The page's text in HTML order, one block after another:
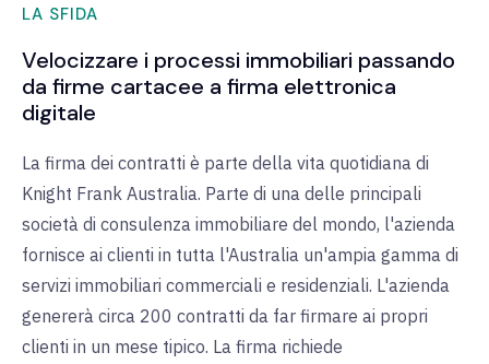
LA SFIDA
Velocizzare i processi immobiliari passando
da firme cartacee a firma elettronica
digitale
La firma dei contratti è parte della vita quotidiana di
Knight Frank Australia. Parte di una delle principali
società di consulenza immobiliare del mondo, l'azienda
fornisce ai clienti in tutta l'Australia un'ampia gamma di
servizi immobiliari commerciali e residenziali. L'azienda
genererà circa 200 contratti da far firmare ai propri
clienti in un mese tipico. La firma richiede